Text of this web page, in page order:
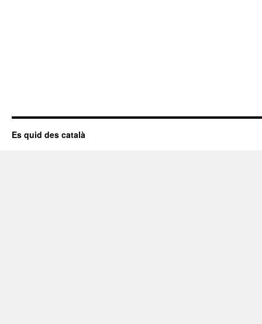
Es quid des català